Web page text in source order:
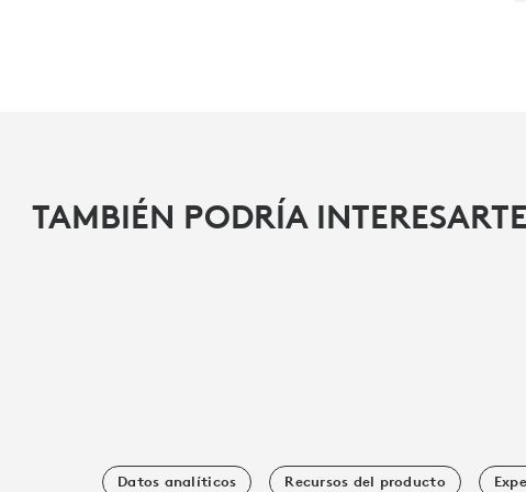
TAMBIÉN PODRÍA INTERESARTE
Datos analíticos Recursos del producto